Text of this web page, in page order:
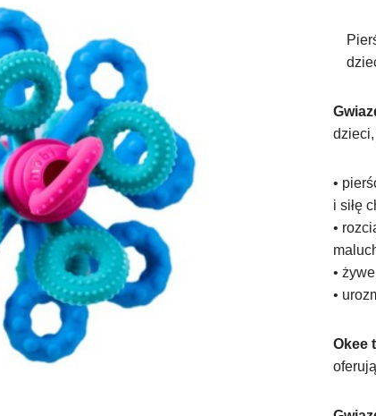
•
i siłę
•
•
•
Okee